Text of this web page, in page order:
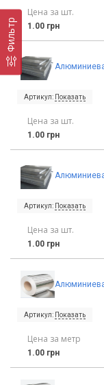
Фильтр
Цена за шт.
1.00 грн
Артикул: Показать
Цена за шт.
1.00 грн
Артикул: Показать
Цена за шт.
1.00 грн
Артикул: Показать
Цена за метр
1.00 грн